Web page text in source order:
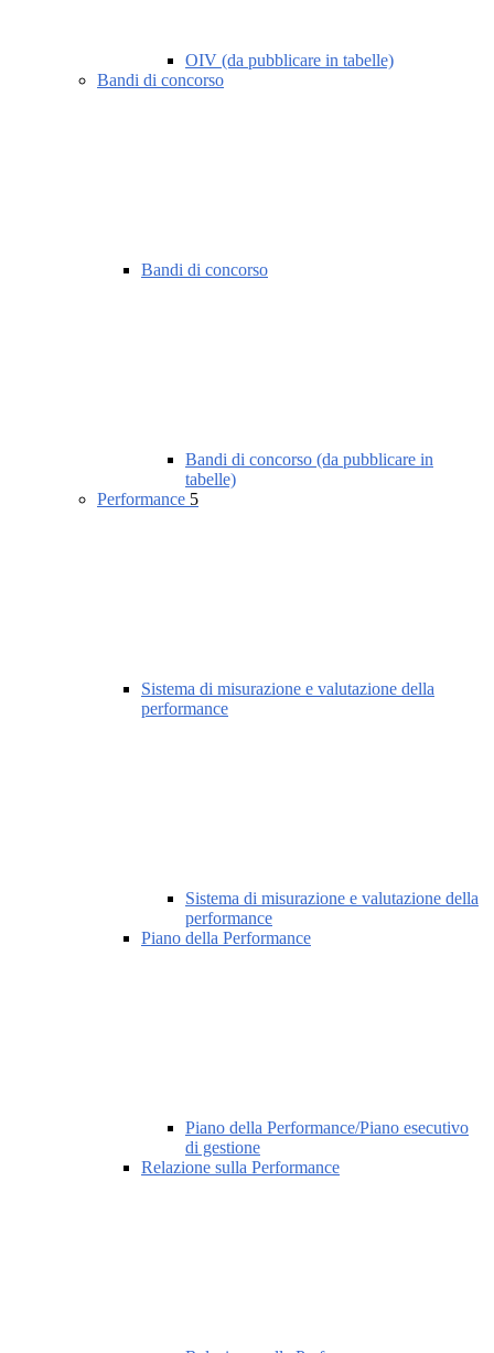
OIV (da pubblicare in tabelle)
Bandi di concorso
Bandi di concorso
Bandi di concorso (da pubblicare in
tabelle)
Performance 5
Sistema di misurazione e valutazione della
performance
Sistema di misurazione e valutazione della
performance
Piano della Performance
Piano della Performance/Piano esecutivo
di gestione
Relazione sulla Performance